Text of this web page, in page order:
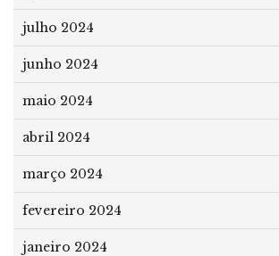
julho 2024
junho 2024
maio 2024
abril 2024
março 2024
fevereiro 2024
janeiro 2024